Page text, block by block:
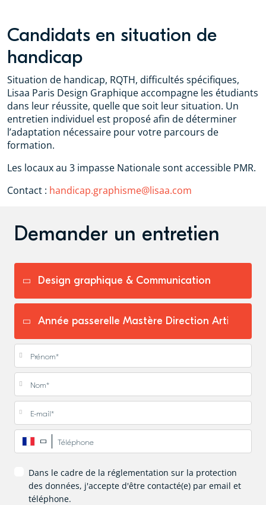
Candidats en situation de
handicap
Situation de handicap, RQTH, difficultés spécifiques,
Lisaa Paris Design Graphique accompagne les étudiants
dans leur réussite, quelle que soit leur situation. Un
entretien individuel est proposé afin de déterminer
l’adaptation nécessaire pour votre parcours de
formation.
Les locaux au 3 impasse Nationale sont accessible PMR.
Contact : handicap.graphisme@lisaa.com
Demander un entretien
Prénom
Nom
E-mail
Téléphone
Dans le cadre de la réglementation sur la protection
des données, j'accepte d'être contacté(e) par email et
téléphone.